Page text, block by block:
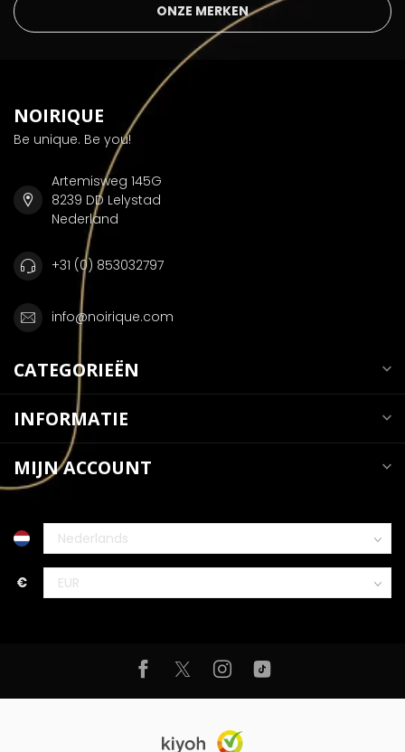
ONZE MERKEN
NOIRIQUE
Be unique. Be you!
Artemisweg 145G
8239 DD Lelystad
Nederland
+31 (0) 853032797
info@noirique.com
CATEGORIEËN
INFORMATIE
MIJN ACCOUNT
€